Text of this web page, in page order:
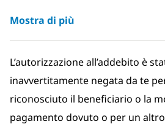
Mostra di più
L’autorizzazione all’addebito è
inavvertitamente negata da te
riconosciuto il beneficiario o la
pagamento dovuto o per un